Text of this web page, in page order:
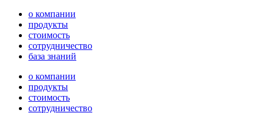
о компании
продукты
стоимость
сотрудничество
база знаний
о компании
продукты
стоимость
сотрудничество